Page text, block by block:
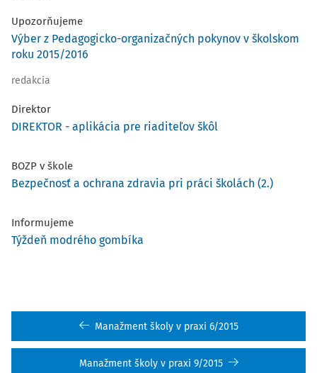
Upozorňujeme
Výber z Pedagogicko-organizačných pokynov v školskom
roku 2015/2016
redakcia
Direktor
DIREKTOR - aplikácia pre riaditeľov škôl
BOZP v škole
Bezpečnosť a ochrana zdravia pri práci školách (2.)
Informujeme
Týždeň modrého gombíka
Manažment školy v praxi 6/2015
Manažment školy v praxi 9/2015